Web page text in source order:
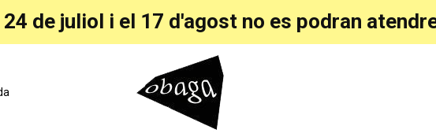
de juliol i el 17 d'agost no es podran